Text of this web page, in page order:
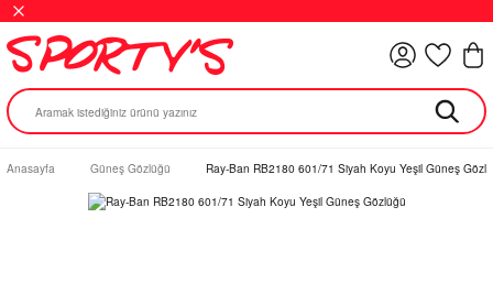
Anasayfa Güneş Gözlüğü Ray-Ban RB2180 601/71 Siyah Koyu Yeşil Güneş